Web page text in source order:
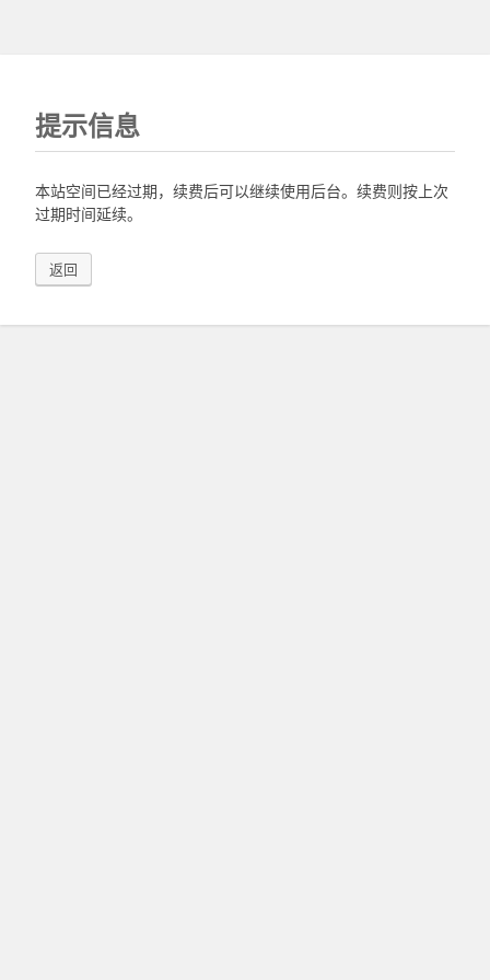
提示信息
本站空间已经过期，续费后可以继续使用后台。续费则按上次
过期时间延续。
返回